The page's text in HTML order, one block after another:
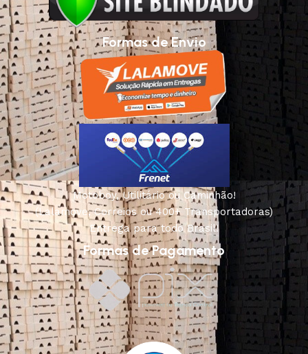
Formas de Envio
Motoboy, Utilitário ou Caminhão!
(Lalamove, Correios ou 400+ Transportadoras)
Entrega para todo Brasil!
Formas de Pagamento